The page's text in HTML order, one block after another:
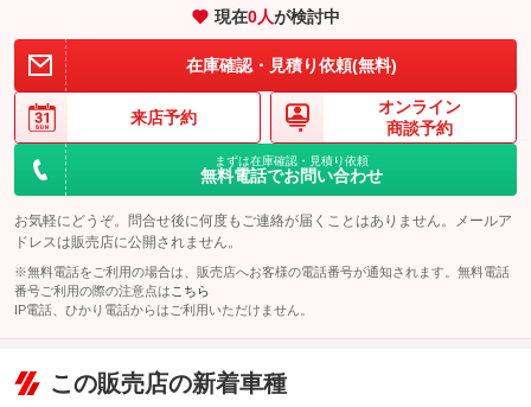
現在0人が検討中
在庫確認・見積り依頼(無料)
来店予約
オンライン
商談予約
まずは在庫確認・見積り依頼
無料電話でお問い合わせ
お気軽にどうぞ。問合せ後に何度もご連絡が届くことはありません。メールア
ドレスは販売店に公開されません。
※無料電話をご利用の場合は、販売店へお客様の電話番号が通知されます。無料電話
番号ご利用の際の注意点は こちら
IP電話、ひかり電話からはご利用いただけません。
この販売店の新着車種